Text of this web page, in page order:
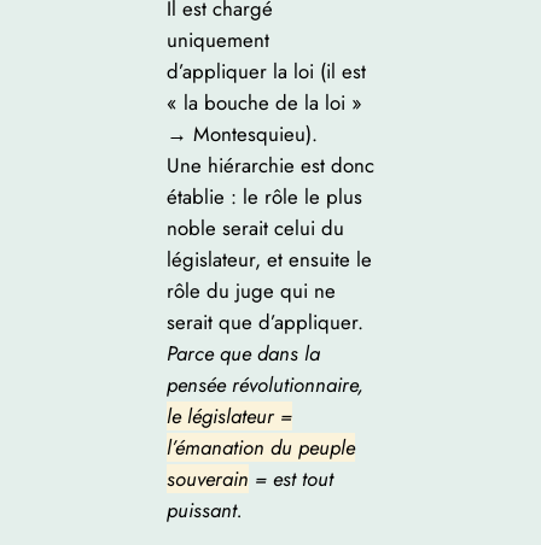
Il est chargé
uniquement
d’appliquer la loi (il est
« la bouche de la loi »
→ Montesquieu).
Une hiérarchie est donc
établie : le rôle le plus
noble serait celui du
législateur, et ensuite le
rôle du juge qui ne
serait que d’appliquer.
Parce que dans la
pensée révolutionnaire,
le législateur =
l’émanation du peuple
souverain = est tout
puissant.